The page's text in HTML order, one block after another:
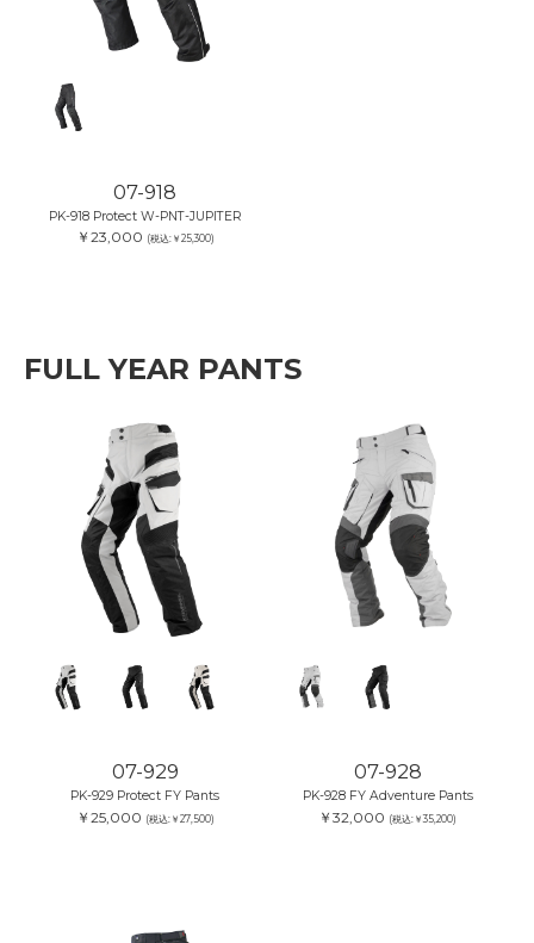
07-918
PK-918 Protect W-PNT-JUPITER
￥23,000 (税込:￥25,300)
FULL YEAR PANTS
07-929
PK-929 Protect FY Pants
￥25,000 (税込:￥27,500)
07-928
PK-928 FY Adventure Pants
￥32,000 (税込:￥35,200)